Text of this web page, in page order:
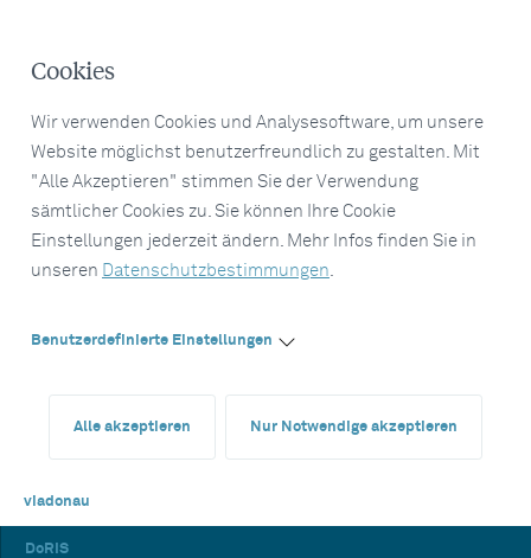
Cookies
Wir verwenden Cookies und Analysesoftware, um unsere
Website möglichst benutzerfreundlich zu gestalten. Mit
"Alle Akzeptieren" stimmen Sie der Verwendung
sämtlicher Cookies zu. Sie können Ihre Cookie
Einstellungen jederzeit ändern. Mehr Infos finden Sie in
unseren Datenschutzbestimmungen.
Benutzerdefinierte Einstellungen
Alle akzeptieren Nur Notwendige akzeptieren
viadonau
DoRIS